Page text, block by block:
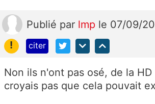
Publié par lmp le 07/09/
!
citer
Non ils n'ont pas osé, de la
croyais pas que cela pouvait